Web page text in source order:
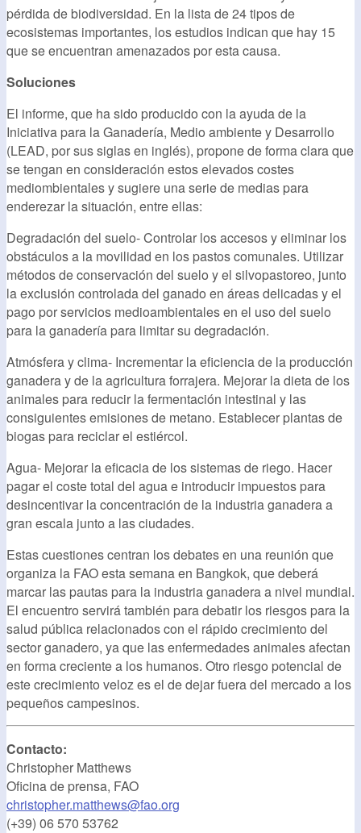
pérdida de biodiversidad. En la lista de 24 tipos de
ecosistemas importantes, los estudios indican que hay 15
que se encuentran amenazados por esta causa.
Soluciones
El informe, que ha sido producido con la ayuda de la
Iniciativa para la Ganadería, Medio ambiente y Desarrollo
(LEAD, por sus siglas en inglés), propone de forma clara que
se tengan en consideración estos elevados costes
mediombientales y sugiere una serie de medias para
enderezar la situación, entre ellas:
Degradación del suelo- Controlar los accesos y eliminar los
obstáculos a la movilidad en los pastos comunales. Utilizar
métodos de conservación del suelo y el silvopastoreo, junto
la exclusión controlada del ganado en áreas delicadas y el
pago por servicios medioambientales en el uso del suelo
para la ganadería para limitar su degradación.
Atmósfera y clima- Incrementar la eficiencia de la producción
ganadera y de la agricultura forrajera. Mejorar la dieta de los
animales para reducir la fermentación intestinal y las
consiguientes emisiones de metano. Establecer plantas de
biogas para reciclar el estiércol.
Agua- Mejorar la eficacia de los sistemas de riego. Hacer
pagar el coste total del agua e introducir impuestos para
desincentivar la concentración de la industria ganadera a
gran escala junto a las ciudades.
Estas cuestiones centran los debates en una reunión que
organiza la FAO esta semana en Bangkok, que deberá
marcar las pautas para la industria ganadera a nivel mundial.
El encuentro servirá también para debatir los riesgos para la
salud pública relacionados con el rápido crecimiento del
sector ganadero, ya que las enfermedades animales afectan
en forma creciente a los humanos. Otro riesgo potencial de
este crecimiento veloz es el de dejar fuera del mercado a los
pequeños campesinos.
Contacto:
Christopher Matthews
Oficina de prensa, FAO
christopher.matthews@fao.org
(+39) 06 570 53762